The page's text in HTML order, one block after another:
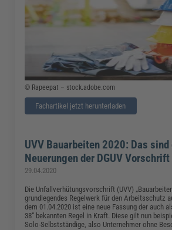
© Rapeepat – stock.adobe.com
Fachartikel jetzt herunterladen
UVV Bauarbeiten 2020: Das sind
Neuerungen der DGUV
29.04.2020
Die Unfallverhütungsvorschrift (UVV)
grundlegendes Regelwerk für den Arbeitsschutz
dem 01.04.2020 ist eine neue Fassung der auch
38“ bekannten Regel in Kraft. Diese gilt nun
Solo-Selbstständige, also Unternehmer ohne